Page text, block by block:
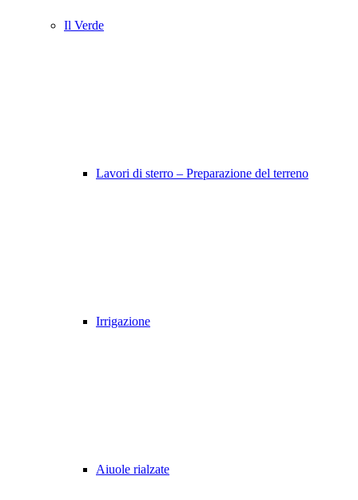
Il Verde
Lavori di sterro – Preparazione del terreno
Irrigazione
Aiuole rialzate